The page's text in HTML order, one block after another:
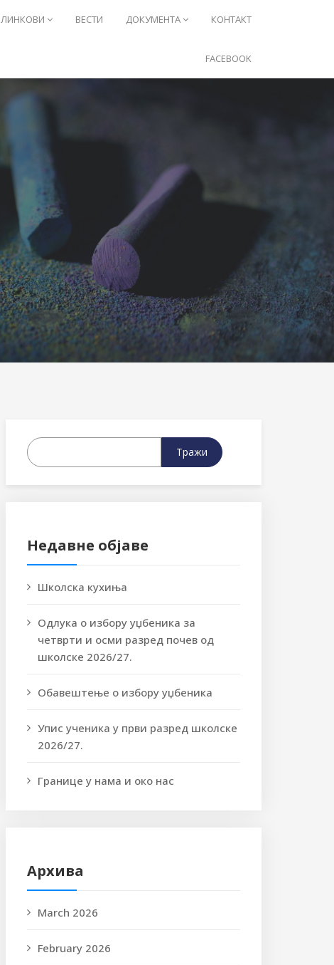
ЛИНКОВИ ВЕСТИ ДОКУМЕНТА КОНТАКТ
FACEBOOK
Тражи
Недавне објаве
Школска кухиња
Одлука о избору уџбеника за
четврти и осми разред почев од
школске 2026/27.
Обавештење о избору уџбеника
Упис ученика у први разред школске
2026/27.
Границе у нама и око нас
Архива
March 2026
February 2026